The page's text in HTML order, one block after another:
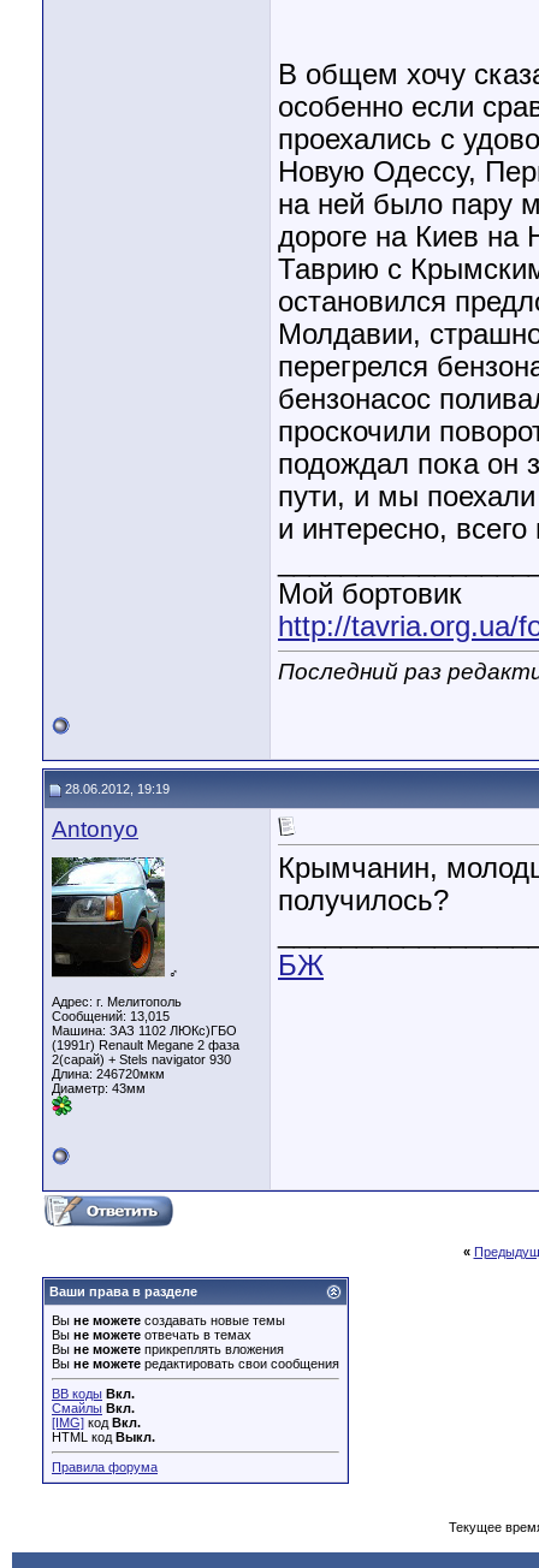
В общем хочу
особенно если
проехались с
Новую Одессу,
на ней было пару
дороге на Киев на
Таврию с
остановился
Молдавии,
перегрелся
бензонасос
проскочили
подождал пока он
пути, и мы
и интересно,
Мой бортовик
http://tavria.org.ua/
Последний раз
28.06.2012, 19:19
Antonyo
♂
Адрес: г. Мелитополь
Сообщений: 13,015
Машина: ЗАЗ 1102 ЛЮКс)ГБО
(1991г) Renault Megane 2 фаза
2(сарай) + Stels navigator 930
Длина: 246720мкм
Диаметр: 43мм
Крымчанин,
получилось?
БЖ
«
Ваши права в разделе
Вы не можете создавать новые темы
Вы не можете отвечать в темах
Вы не можете прикреплять вложения
Вы не можете редактировать свои сообщения
BB коды Вкл.
Смайлы Вкл.
[IMG] код Вкл.
HTML код Выкл.
Правила форума
Текущее